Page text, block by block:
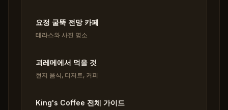
요정 굴뚝 전망 카페
테라스와 사진 명소
괴레메에서 먹을 것
현지 음식, 디저트, 커피
King's Coffee 전체 가이드